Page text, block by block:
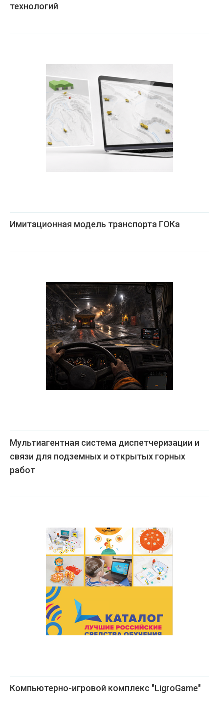
технологий
Имитационная модель транспорта ГОКа
Мультиагентная система диспетчеризации и
связи для подземных и открытых горных
работ
Компьютерно-игровой комплекс "LigroGame"